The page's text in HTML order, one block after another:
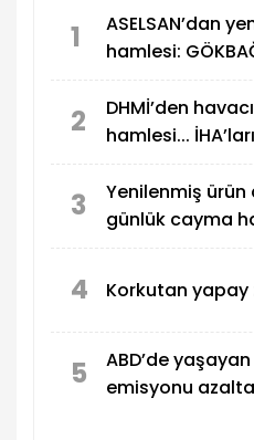
yazılımlarını ve
katma değerli
1
ASELSAN’dan
hamlesi:
2
DHMİ’den
hamlesi...
3
Yenilenmiş ürün
günlük cayma
4 Korkutan yapay
5
ABD’de
emisyonu